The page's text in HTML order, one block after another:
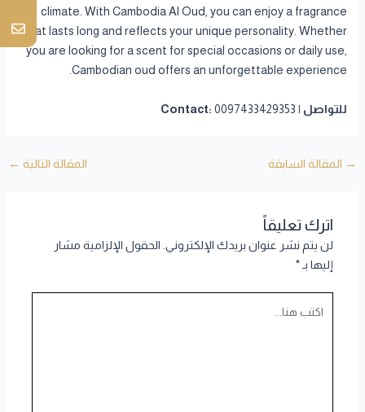
climate. With Cambodia Al Oud, you can enjoy a fragrance
that lasts long and reflects your unique personality. Whether
you are looking for a scent for special occasions or daily use,
Cambodian oud offers an unforgettable experience.
للتواصل | Contact: 0097433429353
→ المقالة السابقة المقالة التالية ←
اترك تعليقاً
لن يتم نشر عنوان بريدك الإلكتروني. الحقول الإلزامية مشار
إليها بـ*